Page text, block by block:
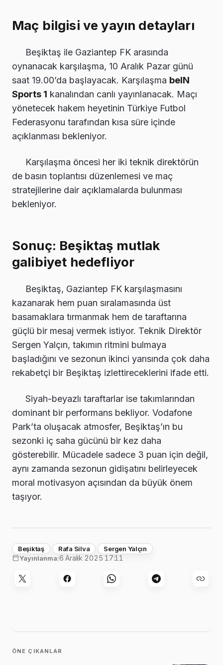
Maç bilgisi ve yayın detayları
Beşiktaş ile Gaziantep FK arasında
oynanacak karşılaşma, 10 Aralık Pazar günü
saat 19.00’da başlayacak. Karşılaşma beIN
Sports 1 kanalından canlı yayınlanacak. Maçı
yönetecek hakem heyetinin Türkiye Futbol
Federasyonu tarafından kısa süre içinde
açıklanması bekleniyor.
Karşılaşma öncesi her iki teknik direktörün
de basın toplantısı düzenlemesi ve maç
stratejilerine dair açıklamalarda bulunması
bekleniyor.
Sonuç: Beşiktaş mutlak
galibiyet hedefliyor
Beşiktaş, Gaziantep FK karşılaşmasını
kazanarak hem puan sıralamasında üst
basamaklara tırmanmak hem de taraftarına
güçlü bir mesaj vermek istiyor. Teknik Direktör
Sergen Yalçın, takımın ritmini bulmaya
başladığını ve sezonun ikinci yarısında çok daha
rekabetçi bir Beşiktaş izlettireceklerini ifade etti.
Siyah-beyazlı taraftarlar ise takımlarından
dominant bir performans bekliyor. Vodafone
Park’ta oluşacak atmosfer, Beşiktaş’ın bu
sezonki iç saha gücünü bir kez daha
gösterebilir. Mücadele sadece 3 puan için değil,
aynı zamanda sezonun gidişatını belirleyecek
moral motivasyon açısından da büyük önem
taşıyor.
Beşiktaş Rafa Silva
Sergen Yalçın
Yayınlanma:6 Aralık 2025 17:11
ÖNE ÇIKANLAR